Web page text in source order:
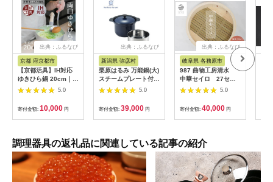
出典：ふるなび
京都 府京都市
【京都活具】IH対応
ゆきひら鍋 20cm｜調
理器具 人気ブランド
イテム 鍋
5.0
寄付金額: 10,000 円
出典：ふるなび
新潟県 弥彦村
栗原はるみ 万能鍋(大)
スチームプレート付き
(ネイビー) 径約20cm
県 弥彦村
5.0
寄付金額: 39,000 円
出典：ふるなび
岐阜県 各務原市
987 曲物工房清水
中華セイロ 27セン
チ 身
5.0
寄付金額: 40,000 円
調理器具の返礼品に関連している記事の紹介